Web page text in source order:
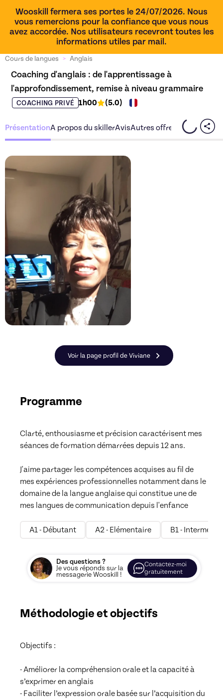
Wooskill fermera ses portes le 24/07/2026. Nous
vous remercions pour la confiance que vous nous
avez accordée. Nos utilisateurs recevront toutes les
informations utiles par mail.
Cours de langues > Anglais
Coaching d'anglais : de l'apprentissage à
l'approfondissement, remise à niveau grammaire
COACHING PRIVÉ 1h00 (5.0)
PrésentationA propos du skillerAvisAutres offres du skiller
Voir la page profil de Viviane
Programme
Clarté, enthousiasme et précision caractérisent mes
séances de formation démarrées depuis 12 ans.
J'aime partager les compétences acquises au fil de
mes expériences professionnelles notamment dans le
domaine de la langue anglaise qui constitue une de
mes langues de communication depuis l'enfance
A1 - Débutant A2 - Elémentaire B1 -
Des questions ?
Je vous réponds sur la
messagerie Wooskill !
Contactez-moi
gratuitement
Méthodologie et objectifs
Objectifs :
- Améliorer la compréhension orale et la capacité à
s’exprimer en anglais
- Faciliter l’expression orale basée sur l’acquisition du